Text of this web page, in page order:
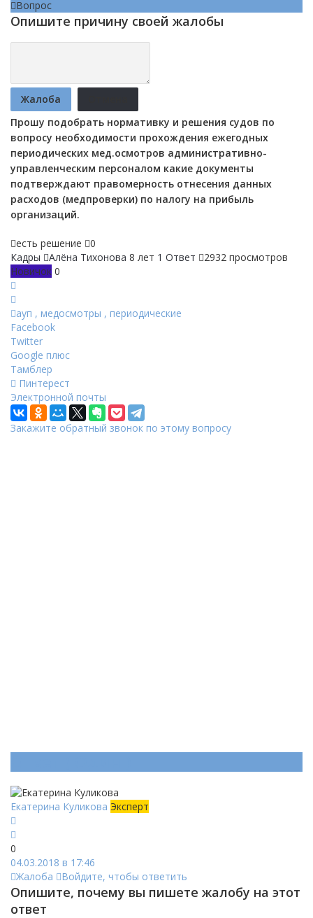
Вопрос
Опишите причину своей жалобы
Жалоба
Прошу подобрать нормативку и решения судов по
вопросу необходимости прохождения ежегодных
периодических мед.осмотров административно-
управленческим персоналом какие документы
подтверждают правомерность отнесения данных
расходов (медпроверки) по налогу на прибыль
организаций.
есть решение
0
Кадры
Алёна Тихонова 8 лет 1 Ответ
2932 просмотров
Новичок 0
ауп , медосмотры , периодические
Facebook
Twitter
Google плюс
Тамблер
Пинтерест
Электронной почты
Закажите обратный звонок по этому вопросу
Екатерина Куликова Эксперт
0
04.03.2018 в 17:46
Жалоба
Войдите, чтобы ответить
Опишите, почему вы пишете жалобу на этот
ответ